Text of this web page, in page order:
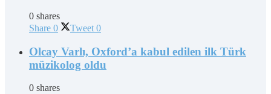
0 shares
Share 0 Tweet 0
Olcay Varlı, Oxford’a kabul edilen ilk Türk
müzikolog oldu
0 shares